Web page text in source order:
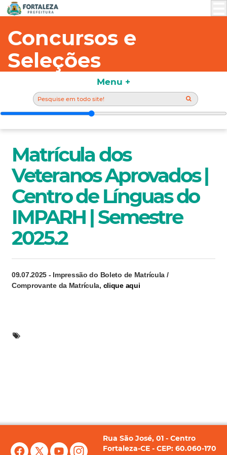
Concursos e
Seleções
Matrícula dos
Veteranos Aprovados |
Centro de Línguas do
IMPARH | Semestre
2025.2
09.07.2025 - Impressão do Boleto de Matrícula /
Comprovante da Matrícula, clique aqui
Rua São José, 01 - Centro
Fortaleza-CE - CEP: 60.060-170